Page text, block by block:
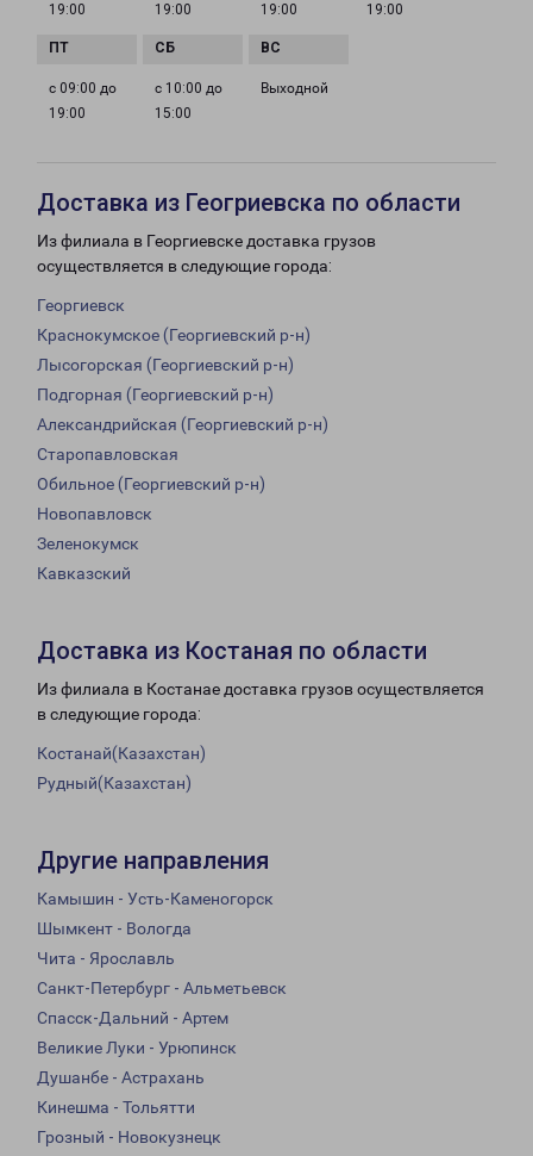
19:00
19:00
19:00
19:00
с 09:00 до
19:00
с 10:00 до
15:00
Выходной
Доставка из Геогриевска по области
Из филиала в Георгиевске доставка грузов
осуществляется в следующие города:
Георгиевск
Краснокумское (Георгиевский р-н)
Лысогорская (Георгиевский р-н)
Подгорная (Георгиевский р-н)
Александрийская (Георгиевский р-н)
Старопавловская
Обильное (Георгиевский р-н)
Новопавловск
Зеленокумск
Кавказский
Доставка из Костаная по области
Из филиала в Костанае доставка грузов осуществляется
в следующие города:
Костанай(Казахстан)
Рудный(Казахстан)
Другие направления
Камышин - Усть-Каменогорск
Шымкент - Вологда
Чита - Ярославль
Санкт-Петербург - Альметьевск
Спасск-Дальний - Артем
Великие Луки - Урюпинск
Душанбе - Астрахань
Кинешма - Тольятти
Грозный - Новокузнецк